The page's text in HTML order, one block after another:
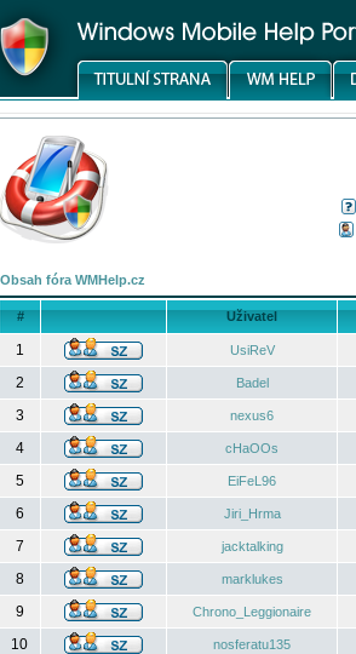
Obsah fóra WMHelp.cz
# Uživatel
1 UsiReV
2
Badel
3
nexus6
4
cHaOOs
5
EiFeL96
6
Jiri_Hrma
7
jacktalking
8
marklukes
9
Chrono_Leggionaire
10
nosferatu135